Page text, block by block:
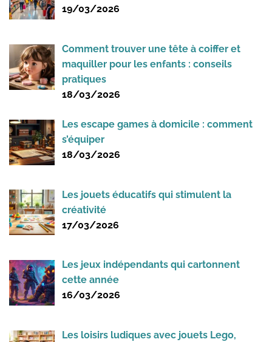
19/03/2026
Comment trouver une tête à coiffer et
maquiller pour les enfants : conseils
pratiques
18/03/2026
Les escape games à domicile : comment
s’équiper
18/03/2026
Les jouets éducatifs qui stimulent la
créativité
17/03/2026
Les jeux indépendants qui cartonnent
cette année
16/03/2026
Les loisirs ludiques avec jouets Lego,